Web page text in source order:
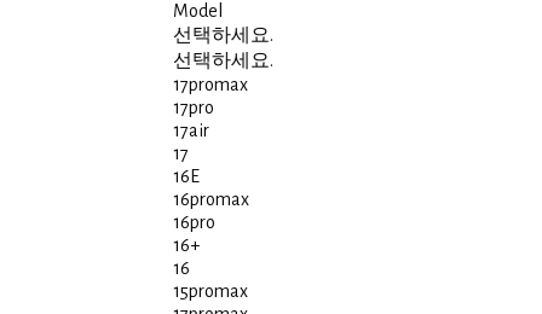
Model
선택하세요.
선택하세요.
17promax
17pro
17air
17
16E
16promax
16pro
16+
16
15promax